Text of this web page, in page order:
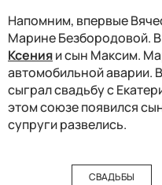
Напомним, впервые
Марине Безбородовой.
Ксенияи сын Максим.
автомобильной аварии.
сыграл свадьбу с
этом союзе появился
супруги развелись.
СВАДЬБЫ